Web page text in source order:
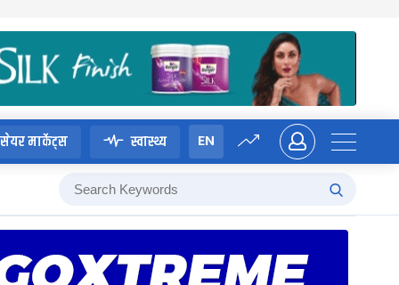
सेयर मार्केट्स स्वास्थ्य EN